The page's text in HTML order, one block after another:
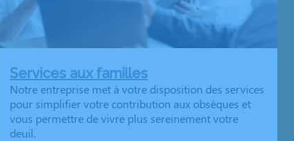
Services aux familles
Notre entreprise met à votre disposition des services
pour simplifier votre contribution aux obsèques et
vous permettre de vivre plus sereinement votre
deuil.